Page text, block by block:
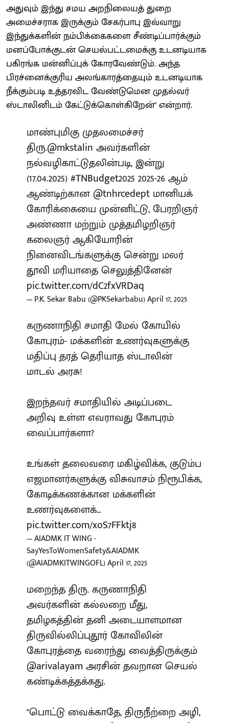
அதுவும் இந்து சமய அறநிலையத் துறை
அமைச்சராக இருக்கும் சேகர்பாபு இவ்வாறு
இந்துக்களின் நம்பிக்கைகளை சீண்டிப்பார்க்கும்
மனப்போக்குடன் செயல்பட்டமைக்கு உடனடியாக
பகிரங்க மன்னிப்புக் கோரவேண்டும். அந்த
பிரச்னைக்குரிய அலங்காரத்தையும் உடனடியாக
நீக்கும்படி உத்தரவிட வேண்டுமென முதல்வர்
ஸ்டாலினிடம் கேட்டுக்கொள்கிறேன்’ என்றார்.
மாண்புமிகு முதலமைச்சர்
திரு.@mkstalin அவர்களின்
நல்வழிகாட்டுதலின்படி, இன்று
(17.04.2025)#TNBudget2025 2025-26 ஆம்
ஆண்டிற்கான@tnhrcedept மானியக்
கோரிக்கையை முன்னிட்டு, பேரறிஞர்
அண்ணா மற்றும் முத்தமிழறிஞர்
கலைஞர் ஆகியோரின்
நினைவிடங்களுக்கு சென்று மலர்
தூவி மரியாதை செலுத்தினேன்
pic.twitter.com/dC2fxVRDaq
— P.K. Sekar Babu (@PKSekarbabu)April 17, 2025
கருணாநிதி சமாதி மேல் கோயில்
கோபுரம்- மக்களின் உணர்வுகளுக்கு
மதிப்பு தரத் தெரியாத ஸ்டாலின்
மாடல் அரசு!
இறந்தவர் சமாதியில் அடிப்படை
அறிவு உள்ள எவராவது கோபுரம்
வைப்பார்களா?
உங்கள் தலைவரை மகிழ்விக்க, குடும்ப
எஜமானர்களுக்கு விசுவாசம் நிரூபிக்க,
கோடிக்கணக்கான மக்களின்
உணர்வுகளைக்…
pic.twitter.com/xoS7FFktj8
— AIADMK IT WING -
SayYesToWomenSafety&AIADMK
(@AIADMKITWINGOFL)April 17, 2025
மறைந்த திரு. கருணாநிதி
அவர்களின் கல்லறை மீது,
தமிழகத்தின் தனி அடையாளமான
திருவில்லிப்புதூர் கோவிலின்
கோபுரத்தை வரைந்து வைத்திருக்கும்
@arivalayamஅரசின் தவறான செயல்
கண்டிக்கத்தக்கது.
"பொட்டு வைக்காதே, திருநீற்றை அழி,